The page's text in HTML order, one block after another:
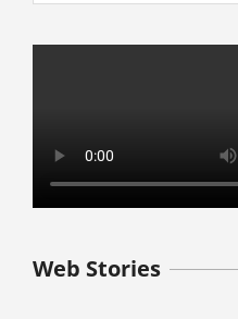
Web Stories
बुधवार के उपाय :
जिनसे हो गणेश जी